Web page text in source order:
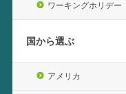
ワーキングホリデー
国から選ぶ
アメリカ